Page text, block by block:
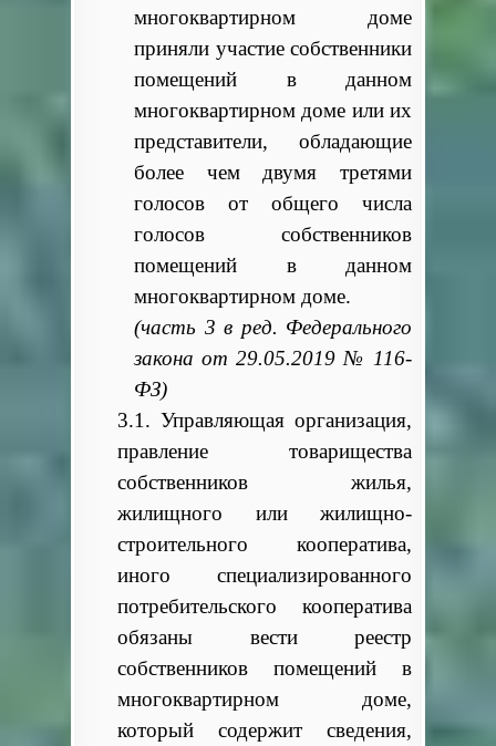
многоквартирном доме
приняли участие собственники
помещений в данном
многоквартирном доме или их
представители, обладающие
более чем двумя третями
голосов от общего числа
голосов собственников
помещений в данном
многоквартирном доме.
(часть 3 в ред. Федерального
закона от 29.05.2019 № 116-
ФЗ)
3.1. Управляющая организация,
правление товарищества
собственников жилья,
жилищного или жилищно-
строительного кооператива,
иного специализированного
потребительского кооператива
обязаны вести реестр
собственников помещений в
многоквартирном доме,
который содержит сведения,